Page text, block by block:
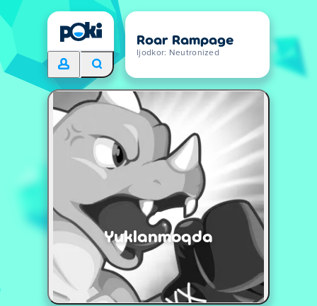
Roar Rampage
Ijodkor: Neutronized
Yuklanmoqda